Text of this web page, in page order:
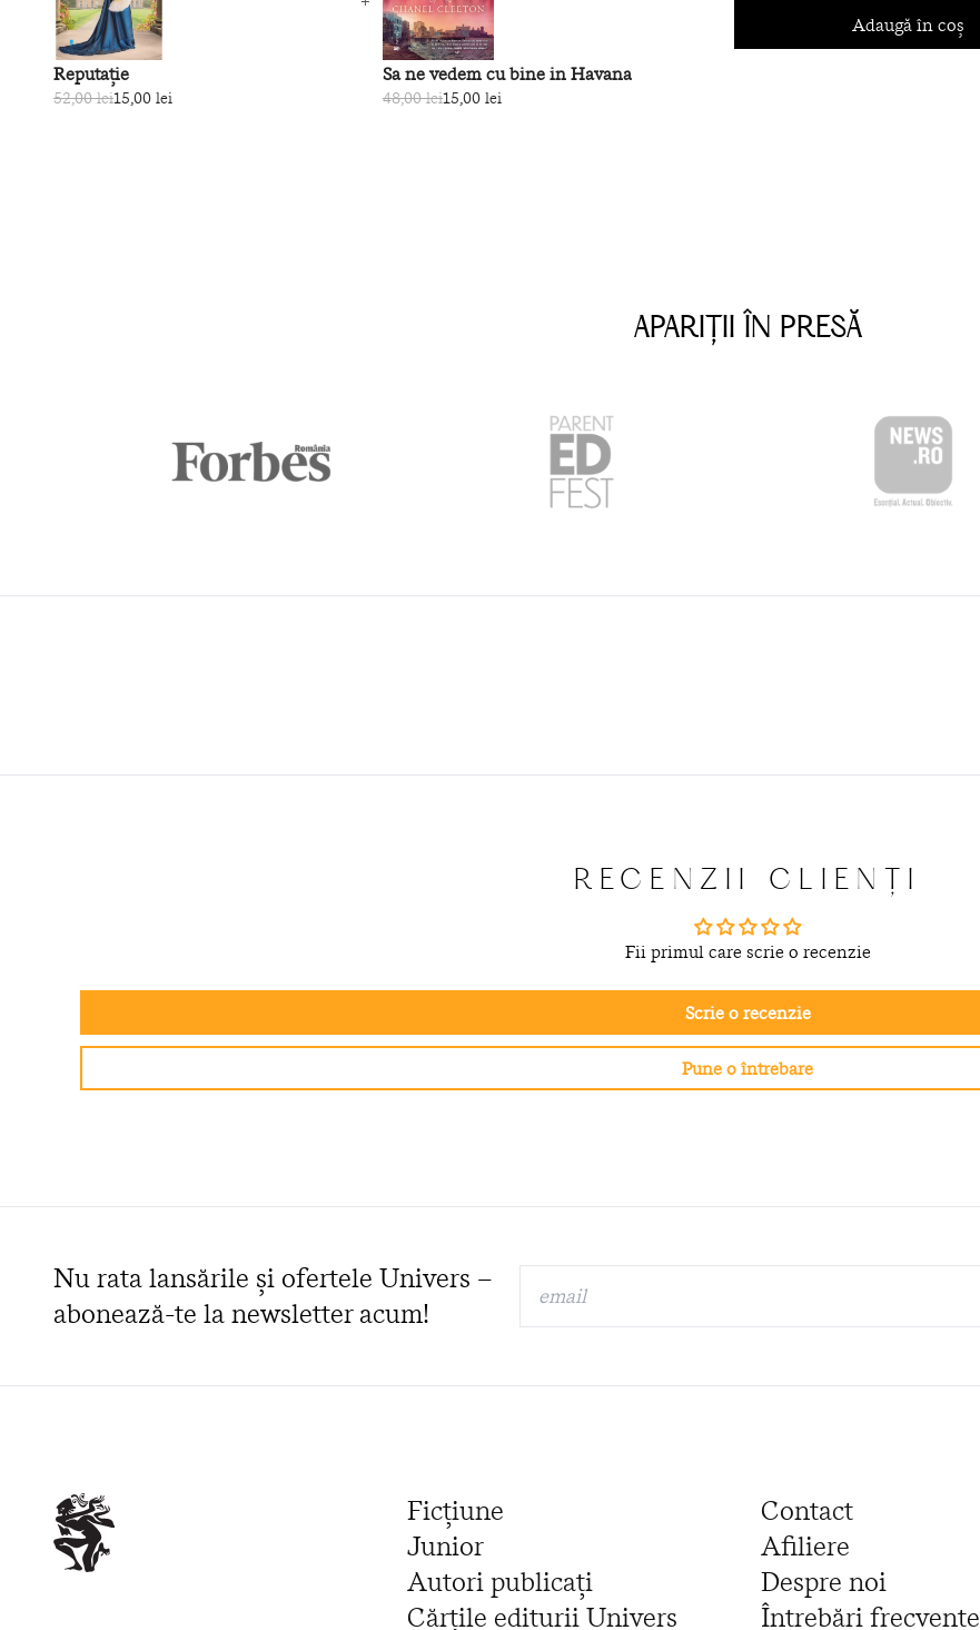
Reputație
52,00 lei15,00 lei
Sa ne vedem cu bine in Havana
48,00 lei15,00 lei
Adaugă în coș
APARIȚII ÎN PRESĂ
RECENZII CLIENȚI
Fii primul care scrie o recenzie
Scrie o recenzie
Pune o întrebare
Nu rata lansările și ofertele Univers –
abonează-te la newsletter acum!
Ficțiune
Junior
Autori publicați
Cărțile editurii Univers
Contact
Afiliere
Despre noi
Întrebări frecvente